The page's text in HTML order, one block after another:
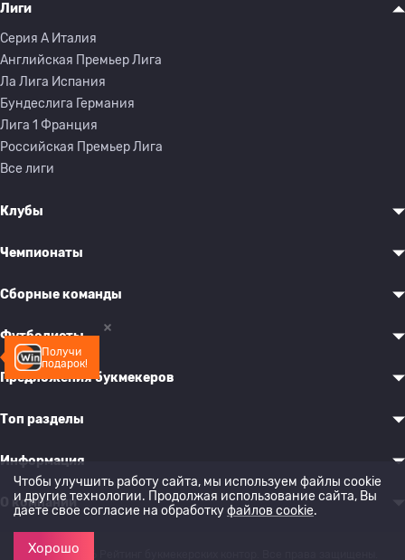
Получи
подарок!
Лиги
Серия A Италия
Английская Премьер Лига
Ла Лига Испания
Бундеслига Германия
Лига 1 Франция
Российская Премьер Лига
Все лиги
Клубы
Чемпионаты
Сборные команды
Футболисты
Предложения букмекеров
Топ разделы
Информация
О компании
© 2022-2026 Рейтинг букмекерских контор. Все права защищены.
Чтобы улучшить работу сайта, мы используем файлы cookie
и другие технологии. Продолжая использование сайта, Вы
даете свое согласие на обработкуфайлов cookie.
Хорошо